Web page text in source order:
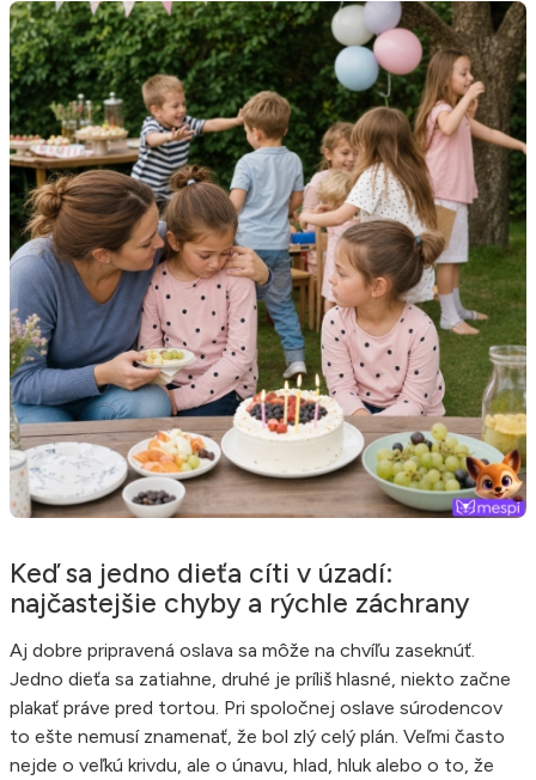
Keď sa jedno dieťa cíti v úzadí:
najčastejšie chyby a rýchle záchrany
Aj dobre pripravená oslava sa môže na chvíľu zaseknúť.
Jedno dieťa sa zatiahne, druhé je príliš hlasné, niekto začne
plakať práve pred tortou. Pri spoločnej oslave súrodencov
to ešte nemusí znamenať, že bol zlý celý plán. Veľmi často
nejde o veľkú krivdu, ale o únavu, hlad, hluk alebo o to, že